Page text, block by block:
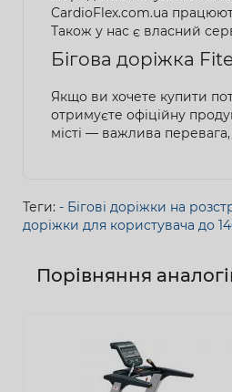
CardioFlex.com.ua
Також у нас є власний
Бігова доріжка
Якщо ви хочете купити
отримуєте офіційну
місті — важлива
Теги: - Бігові доріжки на
доріжки для користувача до
Порівняння